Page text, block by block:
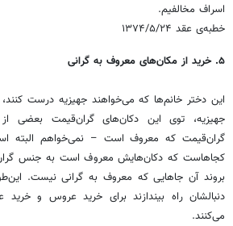
اسراف مخالفیم.
خطبه‌ی عقد ۱۳۷۴/۵/۲۴
۵. خرید از مکان‌های معروف به گرانی
این دختر خانم‌ها که می‌خواهند جهیزیه درست
جهیزیه، توی این دکان‌های گران‌قیمت بعضی
گران‌قیمت که معروف است – نمی‌خواهم البته
کجاهاست که دکان‌هایش معروف است به جنس گران،
بروند آن جاهایی که معروف به گرانی نیست.
دنبالشان راه بیندازند برای خرید عروس و خرید
می‌کنند.